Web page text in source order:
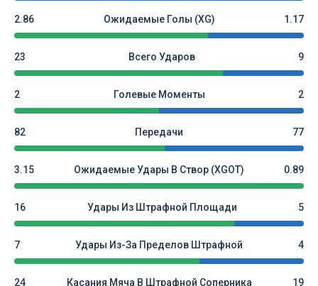
2.86 Ожидаемые Голы (xG) 1.17
23 Всего Ударов 9
2 Голевые Моменты 2
82 Передачи 77
3.15 Ожидаемые Удары В Створ (xGOT) 0.89
16 Удары Из Штрафной Площади 5
7 Удары Из-За Пределов Штрафной 4
24 Касания Мяча В Штрафной Соперника 19